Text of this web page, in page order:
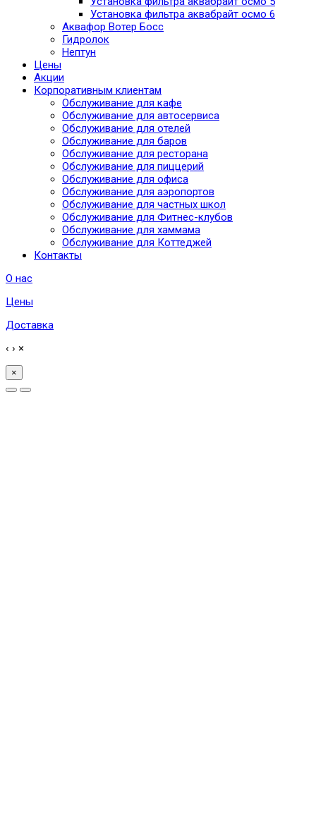
Установка фильтра аквабрайт осмо 6
Аквафор Вотер Босс
Гидролок
Нептун
Цены
Акции
Корпоративным клиентам
Обслуживание для кафе
Обслуживание для автосервиса
Обслуживание для отелей
Обслуживание для баров
Обслуживание для ресторана
Обслуживание для пиццерий
Обслуживание для офиса
Обслуживание для аэропортов
Обслуживание для частных школ
Обслуживание для Фитнес-клубов
Обслуживание для хаммама
Обслуживание для Коттеджей
Контакты
О нас
Цены
Доставка
‹ › ×
×